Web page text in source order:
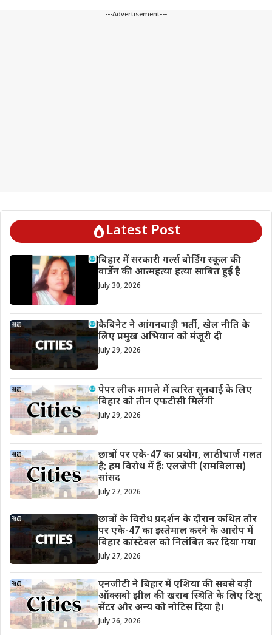
---Advertisement---
Latest Post
बिहार में सरकारी गर्ल्स बोर्डिंग स्कूल की
वार्डेन की आत्महत्या हत्या साबित हुई है
July 30, 2026
कैबिनेट ने आंगनवाड़ी भर्ती, खेल नीति के
लिए प्रमुख अभियान को मंजूरी दी
July 29, 2026
पेपर लीक मामले में त्वरित सुनवाई के लिए
बिहार को तीन एफटीसी मिलेंगी
July 29, 2026
छात्रों पर एके-47 का प्रयोग, लाठीचार्ज गलत
है; हम विरोध में हैं: एलजेपी (रामबिलास)
सांसद
July 27, 2026
छात्रों के विरोध प्रदर्शन के दौरान कथित तौर
पर एके-47 का इस्तेमाल करने के आरोप में
बिहार कांस्टेबल को निलंबित कर दिया गया
July 27, 2026
एनजीटी ने बिहार में एशिया की सबसे बड़ी
ऑक्सबो झील की खराब स्थिति के लिए टिशू
सेंटर और अन्य को नोटिस दिया है।
July 26, 2026